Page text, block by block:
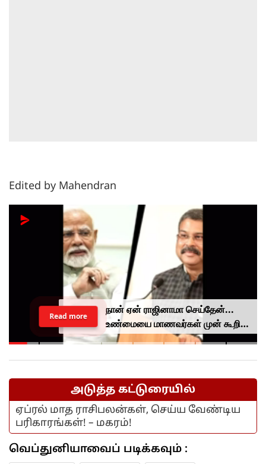
Edited by Mahendran
நான் ஏன் ராஜினாமா செய்தேன்...
உண்மையை மாணவர்கள் முன் கூறிய
தர்மேந்திர பிரதான்...
Read more
அடுத்த கட்டுரையில்
ஏப்ரல் மாத ராசிபலன்கள், செய்ய வேண்டிய
பரிகாரங்கள்! – மகரம்!
வெப்துனியாவைப் படிக்கவும் :